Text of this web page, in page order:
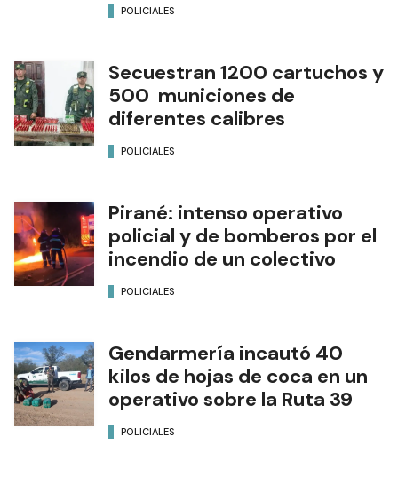
POLICIALES
Secuestran 1200 cartuchos y
500 municiones de
diferentes calibres
POLICIALES
Pirané: intenso operativo
policial y de bomberos por el
incendio de un colectivo
POLICIALES
Gendarmería incautó 40
kilos de hojas de coca en un
operativo sobre la Ruta 39
POLICIALES